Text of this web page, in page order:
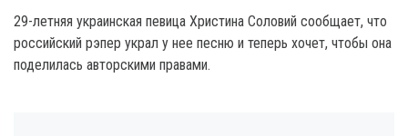
29-летняя украинская певица Христина Соловий сообщает, что
российский рэпер украл у нее песню и теперь хочет, чтобы она
поделилась авторскими правами.